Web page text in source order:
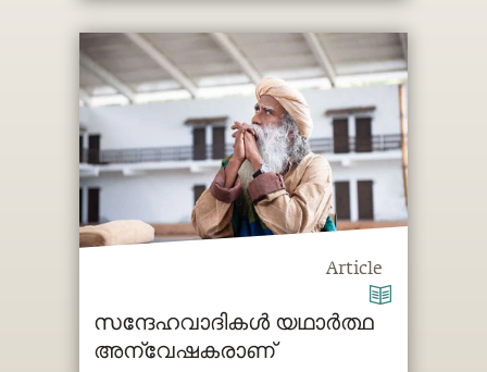
Article
സന്ദേഹവാദികൾ യഥാർത്ഥ
അന്വേഷകരാണ്